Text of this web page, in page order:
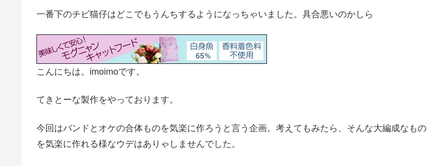
一番下のチビ猫仔はどこでもうんちするようになっちゃいました。具合悪いのかしら
こんにちは。imoimoです。
てきとーな製作をやっております。
今回はバンドとオケの合体ものを気楽に作ろうと言う企画。考えてもみたら、そんな大編成なもの
を気楽に作れる様なウデはありゃしませんでした。